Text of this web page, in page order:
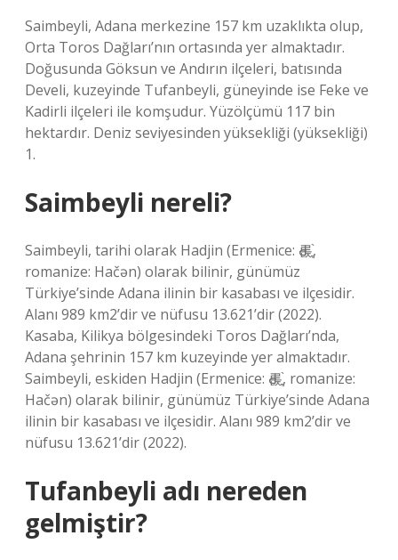
Saimbeyli, Adana merkezine 157 km uzaklıkta olup,
Orta Toros Dağları’nın ortasında yer almaktadır.
Doğusunda Göksun ve Andırın ilçeleri, batısında
Develi, kuzeyinde Tufanbeyli, güneyinde ise Feke ve
Kadirli ilçeleri ile komşudur. Yüzölçümü 117 bin
hektardır. Deniz seviyesinden yüksekliği (yüksekliği)
1.
Saimbeyli nereli?
Saimbeyli, tarihi olarak Hadjin (Ermenice: Ԁ롡ֳֶ֨,
romanize: Hačən) olarak bilinir, günümüz
Türkiye’sinde Adana ilinin bir kasabası ve ilçesidir.
Alanı 989 km2’dir ve nüfusu 13.621’dir (2022).
Kasaba, Kilikya bölgesindeki Toros Dağları’nda,
Adana şehrinin 157 km kuzeyinde yer almaktadır.
Saimbeyli, eskiden Hadjin (Ermenice: Ԁ롡ֳֶ֨, romanize:
Hačən) olarak bilinir, günümüz Türkiye’sinde Adana
ilinin bir kasabası ve ilçesidir. Alanı 989 km2’dir ve
nüfusu 13.621’dir (2022).
Tufanbeyli adı nereden
gelmiştir?